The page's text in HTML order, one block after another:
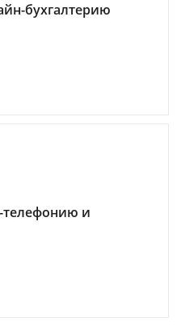
бухгалтерию
телефонию и